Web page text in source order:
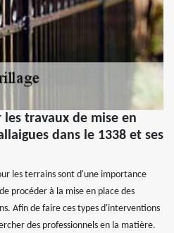
travaux de mise en
dans le 1338 et ses
les terrains sont d'une importance
procéder à la mise en place des
Afin de faire ces types d'interventions
des professionnels en la matière.